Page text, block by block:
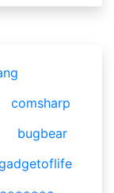
comsharp
bugbear